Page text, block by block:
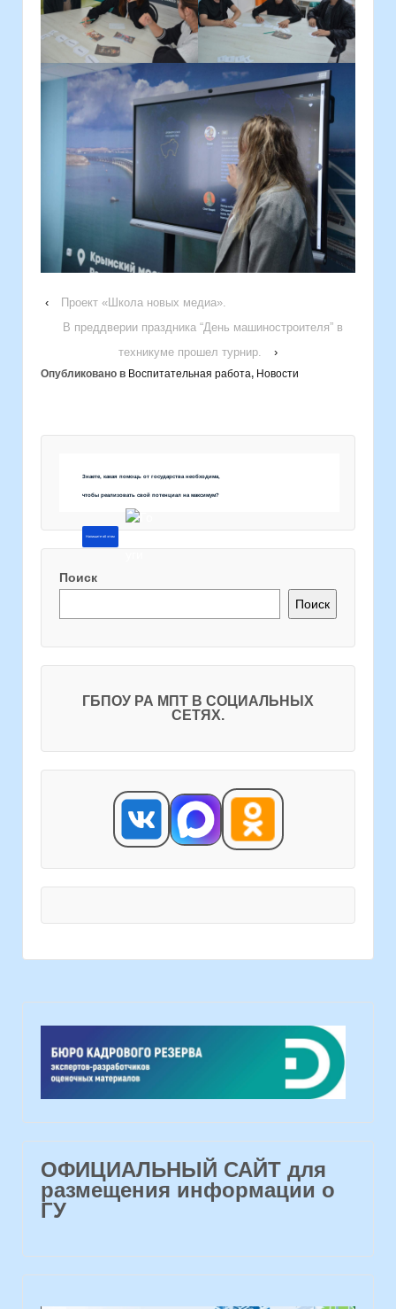
‹
Проект «Школа новых медиа».
В преддверии праздника “День машиностроителя” в
техникуме прошел турнир.
›
Опубликовано в Воспитательная работа, Новости
Знаете, какая помощь от государства необходима,
чтобы реализовать свой потенциал на максимум?
Напишите об этом
Поиск
Поиск
ГБПОУ РА МПТ В СОЦИАЛЬНЫХ
СЕТЯХ.
ОФИЦИАЛЬНЫЙ САЙТ для
размещения информации о
ГУ